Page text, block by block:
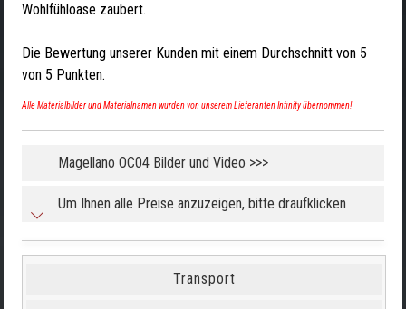
Wohlfühloase zaubert.
Die Bewertung unserer Kunden mit einem Durchschnitt von 5
von 5 Punkten.
Alle Materialbilder und Materialnamen wurden von unserem Lieferanten Infinity übernommen!
Magellano OC04 Bilder und Video >>>
Um Ihnen alle Preise anzuzeigen, bitte draufklicken
Transport